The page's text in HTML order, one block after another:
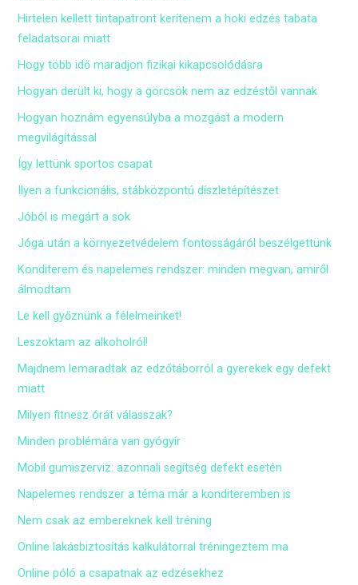
Hirtelen kellett tintapatront kerítenem a hoki edzés tabata
feladatsorai miatt
Hogy több idő maradjon fizikai kikapcsolódásra
Hogyan derült ki, hogy a görcsök nem az edzéstől vannak
Hogyan hoznám egyensúlyba a mozgást a modern
megvilágítással
Így lettünk sportos csapat
Ilyen a funkcionális, stábközpontú díszletépítészet
Jóból is megárt a sok
Jóga után a környezetvédelem fontosságáról beszélgettünk
Konditerem és napelemes rendszer: minden megvan, amiről
álmodtam
Le kell győznünk a félelmeinket!
Leszoktam az alkoholról!
Majdnem lemaradtak az edzőtáborról a gyerekek egy defekt
miatt
Milyen fitnesz órát válasszak?
Minden problémára van gyógyír
Mobil gumiszerviz: azonnali segítség defekt esetén
Napelemes rendszer a téma már a konditeremben is
Nem csak az embereknek kell tréning
Online lakásbiztosítás kalkulátorral tréningeztem ma
Online póló a csapatnak az edzésekhez